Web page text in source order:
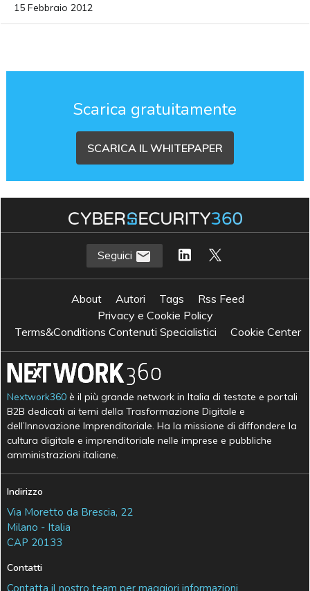
15 Febbraio 2012
Scarica gratuitamente
SCARICA IL WHITEPAPER
Seguici
About Autori Tags
Rss Feed
Privacy e Cookie Policy
Terms&Conditions Contenuti Specialistici
Cookie Center
Nextwork360 è il più grande network in Italia di testate e portali
B2B dedicati ai temi della Trasformazione Digitale e
dell’Innovazione Imprenditoriale. Ha la missione di diffondere la
cultura digitale e imprenditoriale nelle imprese e pubbliche
amministrazioni italiane.
Indirizzo
Via Moretto da Brescia, 22
Milano - Italia
CAP 20133
Contatti
Contatta il nostro team per maggiori informazioni